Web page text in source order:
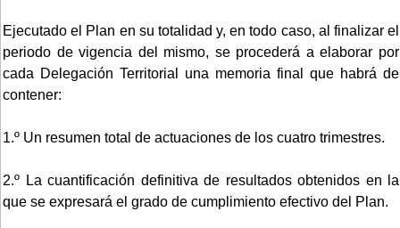
Ejecutado el Plan en su totalidad y, en todo caso, al finalizar el
periodo de vigencia del mismo, se procederá a elaborar por
cada Delegación Territorial una memoria final que habrá de
contener:
1.º Un resumen total de actuaciones de los cuatro trimestres.
2.º La cuantificación definitiva de resultados obtenidos en la
que se expresará el grado de cumplimiento efectivo del Plan.